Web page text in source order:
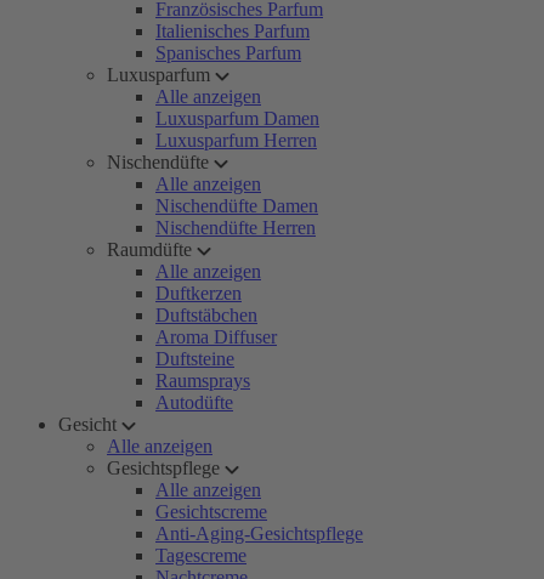
Französisches Parfum
Italienisches Parfum
Spanisches Parfum
Luxusparfum
Alle anzeigen
Luxusparfum Damen
Luxusparfum Herren
Nischendüfte
Alle anzeigen
Nischendüfte Damen
Nischendüfte Herren
Raumdüfte
Alle anzeigen
Duftkerzen
Duftstäbchen
Aroma Diffuser
Duftsteine
Raumsprays
Autodüfte
Gesicht
Alle anzeigen
Gesichtspflege
Alle anzeigen
Gesichtscreme
Anti-Aging-Gesichtspflege
Tagescreme